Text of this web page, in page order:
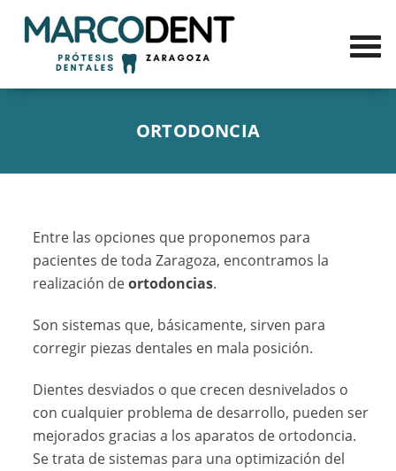
ORTODONCIA
Entre las opciones que proponemos para
pacientes de toda Zaragoza, encontramos la
realización deortodoncias.
Son sistemas que, básicamente, sirven para
corregir piezas dentales en mala posición.
Dientes desviados o que crecen desnivelados o
con cualquier problema de desarrollo, pueden ser
mejorados gracias a los aparatos de ortodoncia.
Se trata de sistemas para una optimización del